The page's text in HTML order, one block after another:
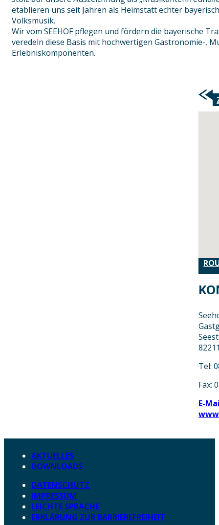
etablieren uns seit Jahren als Heimstatt echter
Volksmusik.
Wir vom SEEHOF pflegen und fördern die bayerische
veredeln diese Basis mit hochwertigen Gastronomie-,
Erlebniskomponenten.
Tel:
Fax:
E-
AKTUELLES
DOWNLOADS
DATENSCHUTZ
IMPRESSUM
LEICHTE SPRACHE
ERKLÄRUNG ZUR BARRIEREFREIHEIT